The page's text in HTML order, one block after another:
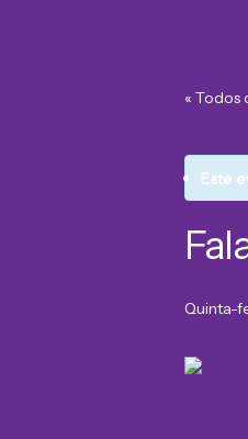
« Todos
Este
Quinta-